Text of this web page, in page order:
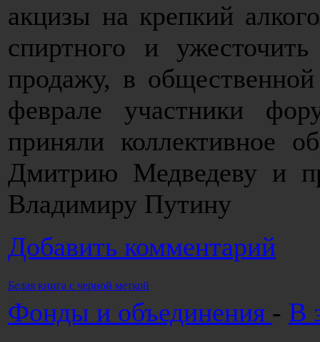
акцизы на крепкий
спиртного и
продажу, в
феврале участники
приняли коллективное
Дмитрию Медведеву и
Владимиру Путину
Добавить комментарий
Белая книга с черной меткой
Фонды и объединения - В